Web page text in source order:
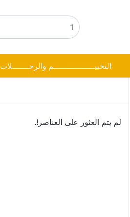
التخييـــــــــــــــــم والرحـــــــلات
لم يتم العثور على العناصر!.